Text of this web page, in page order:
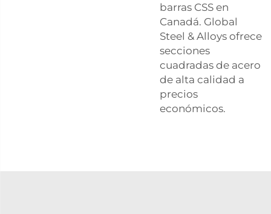
barras CSS en
Canadá. Global
Steel & Alloys ofrece
secciones
cuadradas de acero
de alta calidad a
precios
económicos.